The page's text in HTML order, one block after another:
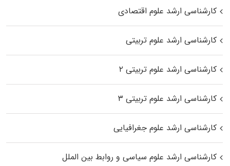
کارشناسی ارشد علوم اقتصادی
کارشناسی ارشد علوم تربیتی
کارشناسی ارشد علوم تربیتی ۲
کارشناسی ارشد علوم تربیتی ۳
کارشناسی ارشد علوم جغرافیایی
کارشناسی ارشد علوم سیاسی و روابط بین الملل